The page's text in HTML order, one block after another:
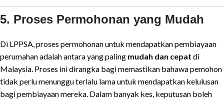
5. Proses Permohonan yang Mudah
Di LPPSA, proses permohonan untuk mendapatkan pembiayaan
perumahan adalah antara yang paling mudah dan cepat di
Malaysia. Proses ini dirangka bagi memastikan bahawa pemohon
tidak perlu menunggu terlalu lama untuk mendapatkan kelulusan
bagi pembiayaan mereka. Dalam banyak kes, keputusan boleh